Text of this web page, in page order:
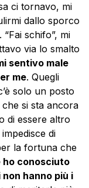
ci tornavo, mi
dallo sporco
schifo”, mi
via lo smalto
sentivo male
me. Quegli
solo un posto
si sta ancora
di essere altro
di
la fortuna che
ho conosciuto
non hanno più i